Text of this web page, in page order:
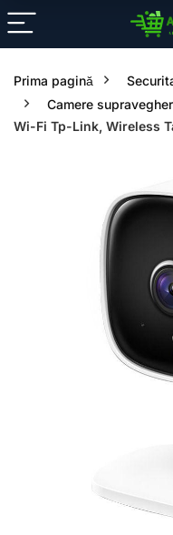
Prima pagină
Camere
Wi-Fi Tp-Link, Wireless